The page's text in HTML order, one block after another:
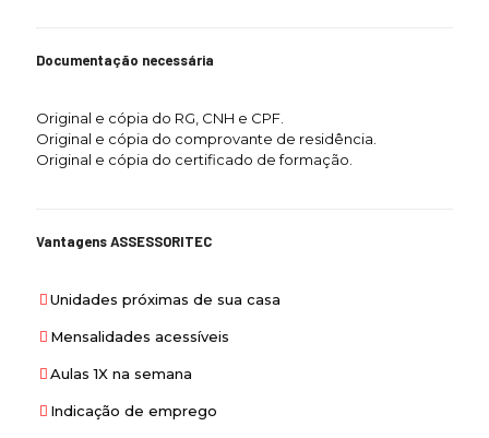
Documentação necessária
Original e cópia do RG, CNH e CPF.
Original e cópia do comprovante de residência.
Original e cópia do certificado de formação.
Vantagens ASSESSORITEC
Unidades próximas de sua casa
Mensalidades acessíveis
Aulas 1X na semana
Indicação de emprego